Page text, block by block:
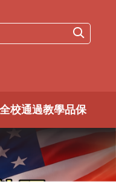
校通過教學品保